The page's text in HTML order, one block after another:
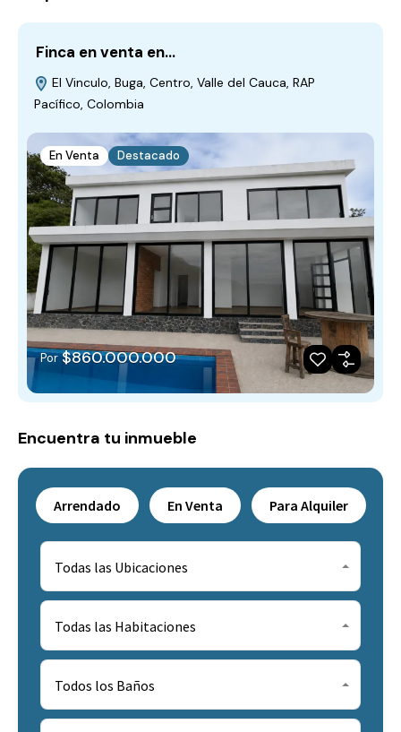
Finca en venta en…
El Vinculo, Buga, Centro, Valle del Cauca, RAP
Pacífico, Colombia
En Venta Destacado
Por $860.000.000
Encuentra tu inmueble
Arrendado En Venta Para Alquiler
Todas las Ubicaciones
Todas las Habitaciones
Todos los Baños